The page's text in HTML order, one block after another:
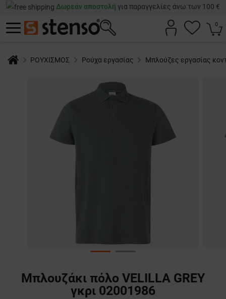
Δωρεάν αποστολή για παραγγελίες άνω των 100 €
0
ΡΟΥΧΙΣΜΟΣ Ρούχα εργασίας Μπλούζες εργασίας
Μπλουζάκι πόλο VELILLA GREY
γκρι 02001986